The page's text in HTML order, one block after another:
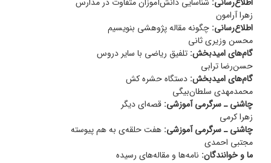
زهرا آرامون
اطلاع‌رسانی: چگونه مقاله پژوهشی بنویسیم
محسن وزیری ثانی
گام‌های امیدبخش: تلفیق ریاضی با سایر دروس
حسن‌رضا ترابی
گام‌های امیدبخش: دستگاه حشره کش
محمدمهدی سلطان‌بیگی
چاشنی ـ سرگرمی آموزشی: قصه‌ای دیگر
زهرا کرمی
چاشنی ـ سرگرمی آموزشی: هفت حلقه‌ی به هم پیوسته
مجتبی احمدی
ما و خوانندگان: نامه‌ها و مقاله‌های رسیده